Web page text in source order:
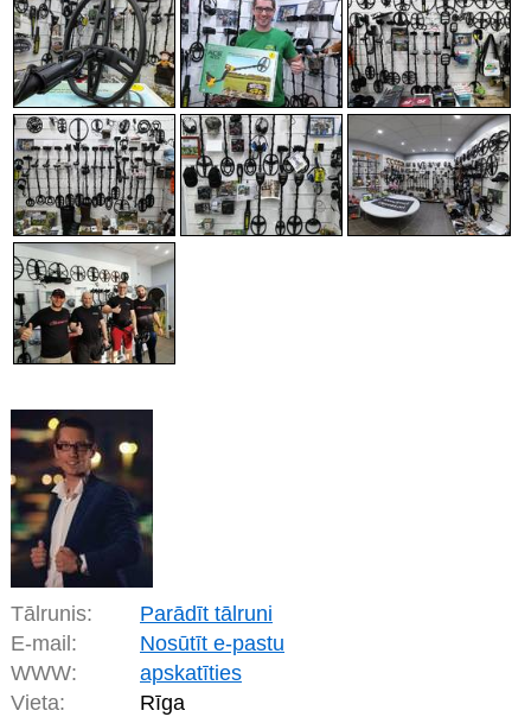
Tālrunis:
Parādīt tālruni
E-mail:
Nosūtīt e-pastu
WWW:
apskatīties
Vieta:
Rīga